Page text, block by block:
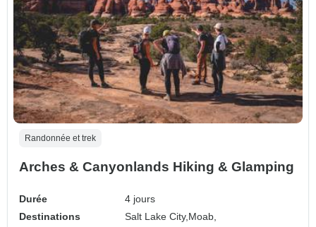
Randonnée et trek
Arches & Canyonlands Hiking & Glamping
Durée
4 jours
Destinations
Salt Lake City,Moab,